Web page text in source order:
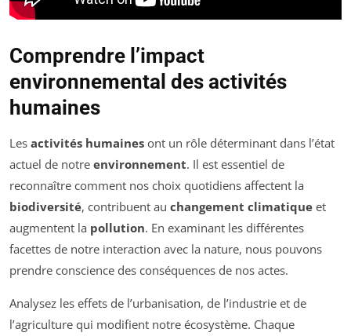
Comprendre l’impact
environnemental des activités
humaines
Les activités humaines ont un rôle déterminant dans l’état
actuel de notre environnement. Il est essentiel de
reconnaître comment nos choix quotidiens affectent la
biodiversité, contribuent au changement climatique et
augmentent la pollution. En examinant les différentes
facettes de notre interaction avec la nature, nous pouvons
prendre conscience des conséquences de nos actes.
Analysez les effets de l’urbanisation, de l’industrie et de
l’agriculture qui modifient notre écosystème. Chaque